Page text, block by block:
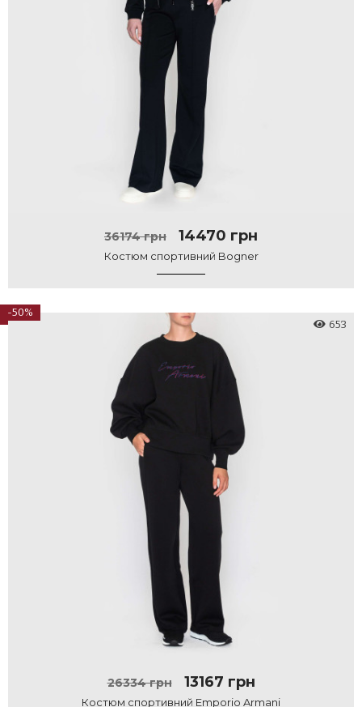
36174 грн 14470 грн
Костюм спортивний Bogner
-50%
26334 грн 13167 грн
Костюм спортивний Emporio Armani
653